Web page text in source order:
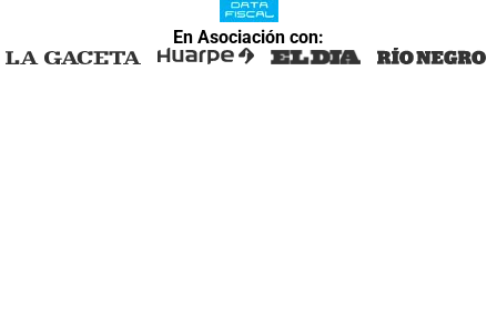
En Asociación con: